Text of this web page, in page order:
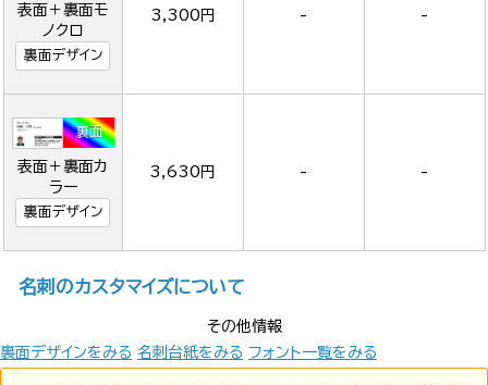
表面＋裏面モ
ノクロ
裏面デザイン
3,300円 - -
表面＋裏面カ
ラー
裏面デザイン
3,630円 - -
名刺のカスタマイズについて
その他情報
裏面デザインをみる 名刺台紙をみる フォント一覧をみる